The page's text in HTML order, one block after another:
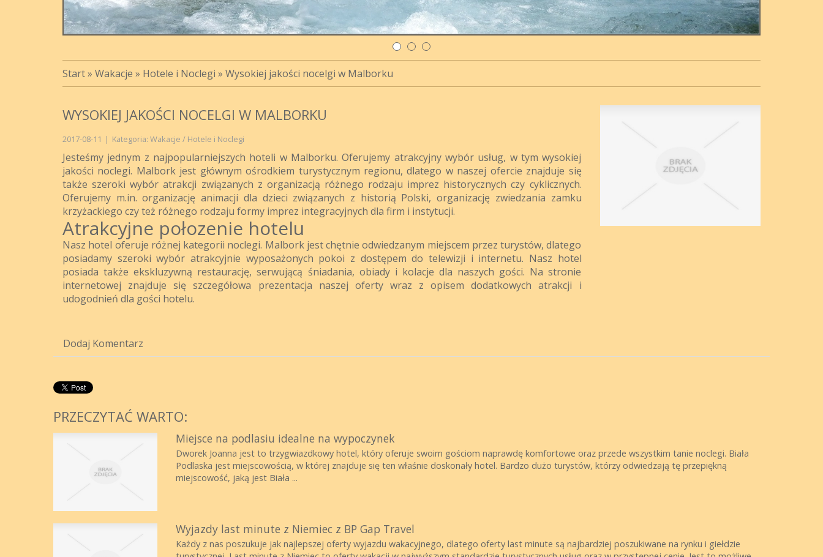
Start» Wakacje » Hotele i Noclegi » Wysokiej jakości nocelgi w Malborku
WYSOKIEJ JAKOŚCI NOCELGI W MALBORKU
2017-08-11 | Kategoria: Wakacje / Hotele i Noclegi
Jesteśmy jednym z najpopularniejszych hoteli w Malborku. Oferujemy atrakcyjny wybór usług, w tym wysokiej
jakości noclegi. Malbork jest głównym ośrodkiem turystycznym regionu, dlatego w naszej ofercie znajduje się
także szeroki wybór atrakcji związanych z organizacją różnego rodzaju imprez historycznych czy cyklicznych.
Oferujemy m.in. organizację animacji dla dzieci związanych z historią Polski, organizację zwiedzania zamku
krzyżackiego czy też różnego rodzaju formy imprez integracyjnych dla firm i instytucji.
Atrakcyjne połozenie hotelu
Nasz hotel oferuje różnej kategorii noclegi. Malbork jest chętnie odwiedzanym miejscem przez turystów, dlatego
posiadamy szeroki wybór atrakcyjnie wyposażonych pokoi z dostępem do telewizji i internetu. Nasz hotel
posiada także ekskluzywną restaurację, serwującą śniadania, obiady i kolacje dla naszych gości. Na stronie
internetowej znajduje się szczegółowa prezentacja naszej oferty wraz z opisem dodatkowych atrakcji i
udogodnień dla gości hotelu.
Dodaj Komentarz
PRZECZYTAĆ WARTO:
Miejsce na podlasiu idealne na wypoczynek
Dworek Joanna jest to trzygwiazdkowy hotel, który oferuje swoim gościom naprawdę komfortowe oraz przede wszystkim tanie noclegi. Biała
Podlaska jest miejscowością, w której znajduje się ten właśnie doskonały hotel. Bardzo dużo turystów, którzy odwiedzają tę przepiękną
miejscowość, jaką jest Biała ...
Wyjazdy last minute z Niemiec z BP Gap Travel
Każdy z nas poszukuje jak najlepszej oferty wyjazdu wakacyjnego, dlatego oferty last minute są najbardziej poszukiwane na rynku i giełdzie